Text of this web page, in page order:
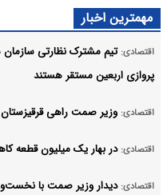
مهمترین اخبار
اقتصادی: تیم مشترک نظارتی سازمان
پروازی اربعین مستقر هستند
اقتصادی: وزیر صمت راهی
اقتصادی: در بهار یک میلیون قطعه
اقتصادی: دیدار وزیر صمت با